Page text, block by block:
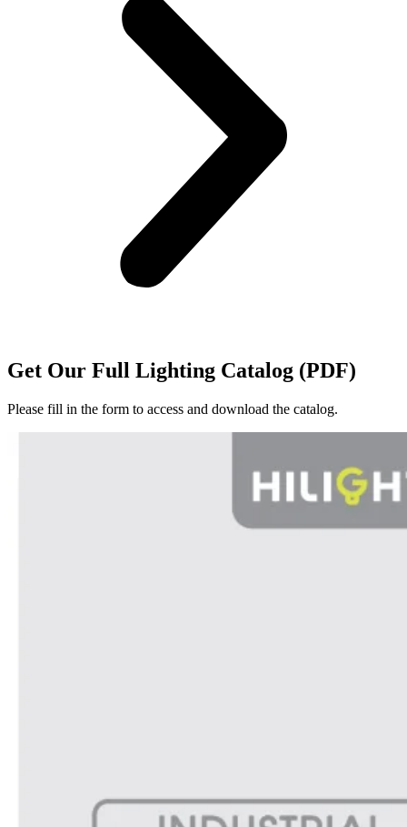
Get Our Full Lighting Catalog (PDF)
Please fill in the form to access and download the catalog.